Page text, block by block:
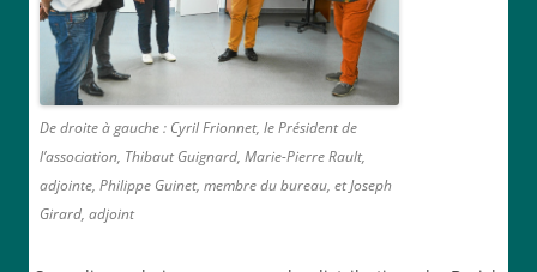
De droite à gauche : Cyril Frionnet, le Président de
l’association, Thibaut Guignard, Marie-Pierre Rault,
adjointe, Philippe Guinet, membre du bureau, et Joseph
Girard, adjoint